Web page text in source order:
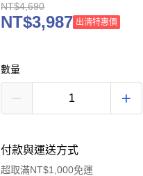
NT$4,690
NT$3,987 出清特惠價
數量
付款與運送方式
超取滿NT$1,000免運